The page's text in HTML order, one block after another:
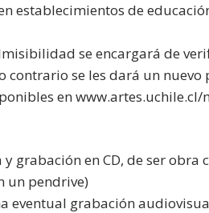
establecimientos de
se encargará de
contrario se les dará un
en www.artes.uchile.cl/
grabación en CD, de ser obra
un pendrive)
eventual grabación